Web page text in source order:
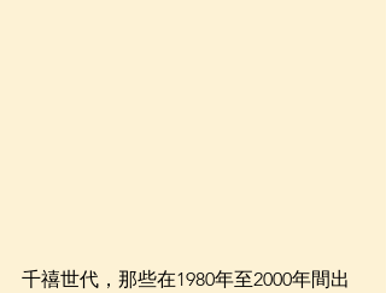
千禧世代，那些在1980年至2000年間出